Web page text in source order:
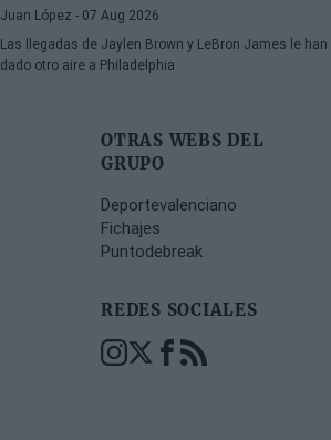
Juan López - 07 Aug 2026
Las llegadas de Jaylen Brown y LeBron James le han
dado otro aire a Philadelphia
OTRAS WEBS DEL
GRUPO
Deportevalenciano
Fichajes
Puntodebreak
REDES SOCIALES